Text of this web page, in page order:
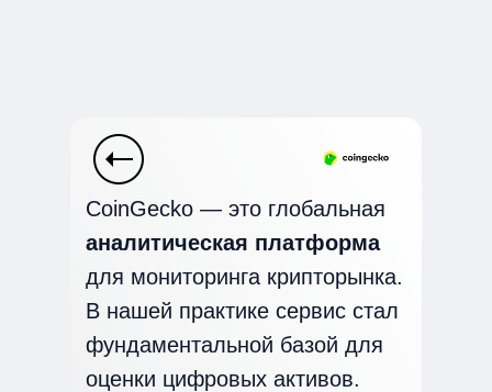
CoinGecko — это глобальная
аналитическая платформа
для мониторинга крипторынка.
В нашей практике сервис стал
фундаментальной базой для
оценки цифровых активов.